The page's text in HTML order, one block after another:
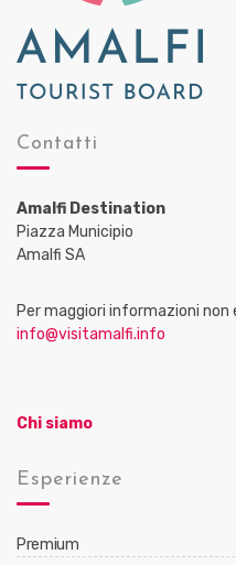
Contatti
Amalfi Destination
Piazza Municipio
Amalfi SA
Per maggiori informazioni
info@visitamalfi.info
Chi siamo
Esperienze
Premium